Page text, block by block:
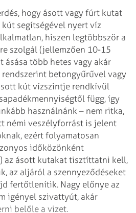
hogy ásott vagy fúrt kutat
kút segítségével nyert víz
hiszen legtöbbször a
szolgál (jellemzően 10-15
ásása több hetes vagy akár
rendszerint betongyűrűvel vagy
kút vízszintje rendkívül
függ, így
használnánk – nem ritka,
némi veszélyforrást is jelent
ezért folyamatosan
időközönként
az ásott kutakat tisztíttatni kell,
az aljáról a szennyeződéseket
fertőtlenítik. Nagy előnye az
igényel szivattyút, akár
belőle a vizet.